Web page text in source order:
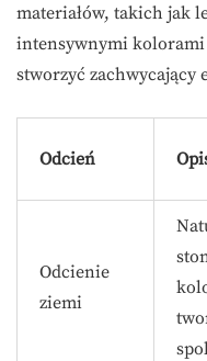
materiałów, takich jak
intensywnymi kolorami
stworzyć zachwycający
Odcień
Odcienie
ziemi